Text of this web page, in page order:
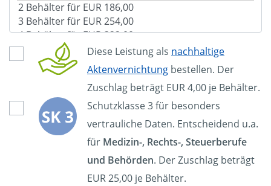
Diese Leistung als nachhaltige
Aktenvernichtung bestellen. Der
Zuschlag beträgt EUR 4,00 je Behälter.
Schutzklasse 3 für besonders
vertrauliche Daten. Entscheidend u.a.
für Medizin-, Rechts-, Steuerberufe
und Behörden. Der Zuschlag beträgt
EUR 25,00 je Behälter.